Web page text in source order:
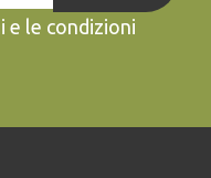
e le condizioni